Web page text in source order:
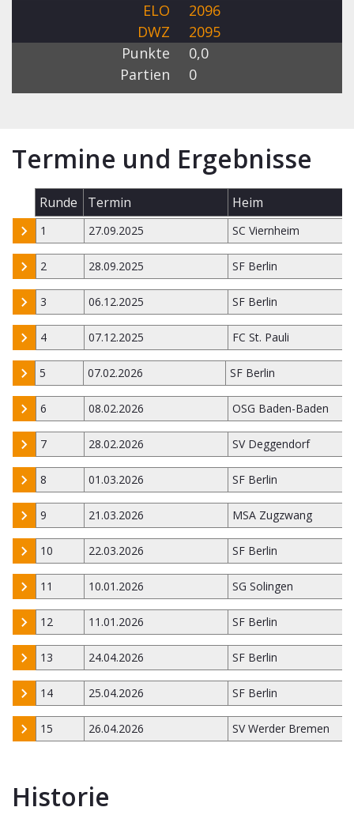
ELO
2096
DWZ
2095
Punkte
0,0
Partien
0
Termine und Ergebnisse
Runde Termin Heim
1 27.09.2025 SC Viernheim
2 28.09.2025 SF Berlin
3 06.12.2025 SF Berlin
4 07.12.2025 FC St. Pauli
5 07.02.2026 SF Berlin
6 08.02.2026 OSG Baden-Baden
7 28.02.2026 SV Deggendorf
8 01.03.2026 SF Berlin
9 21.03.2026 MSA Zugzwang
10 22.03.2026 SF Berlin
11 10.01.2026 SG Solingen
12 11.01.2026 SF Berlin
13 24.04.2026 SF Berlin
14 25.04.2026 SF Berlin
15 26.04.2026 SV Werder Bremen
Historie